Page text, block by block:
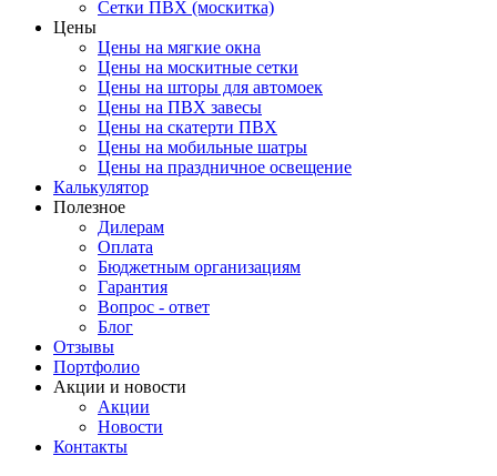
Сетки ПВХ (москитка)
Цены
Цены на мягкие окна
Цены на москитные сетки
Цены на шторы для автомоек
Цены на ПВХ завесы
Цены на скатерти ПВХ
Цены на мобильные шатры
Цены на праздничное освещение
Калькулятор
Полезное
Дилерам
Оплата
Бюджетным организациям
Гарантия
Вопрос - ответ
Блог
Отзывы
Портфолио
Акции и новости
Акции
Новости
Контакты